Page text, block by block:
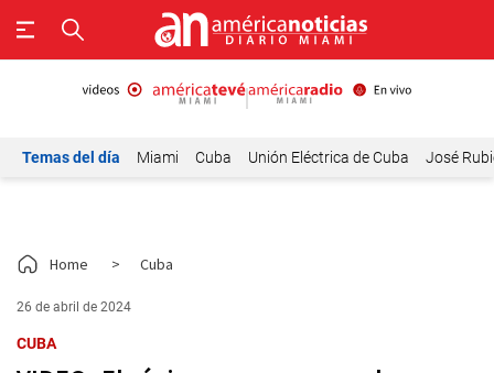
Temas del día Miami Cuba Unión Eléctrica de Cuba José
Home > Cuba
26 de abril de 2024
CUBA